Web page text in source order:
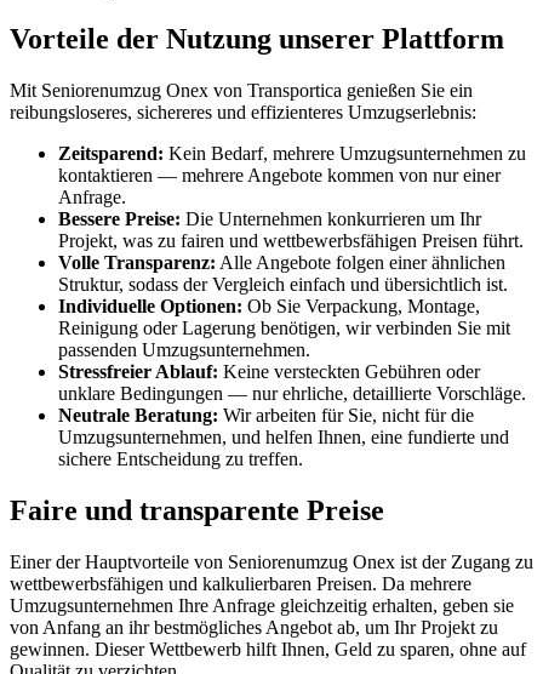
Vorteile der Nutzung unserer Plattform
Mit Seniorenumzug Onex von Transportica genießen Sie ein
reibungsloseres, sichereres und effizienteres Umzugserlebnis:
Zeitsparend: Kein Bedarf, mehrere Umzugsunternehmen zu
kontaktieren — mehrere Angebote kommen von nur einer
Anfrage.
Bessere Preise: Die Unternehmen konkurrieren um Ihr
Projekt, was zu fairen und wettbewerbsfähigen Preisen führt.
Volle Transparenz: Alle Angebote folgen einer ähnlichen
Struktur, sodass der Vergleich einfach und übersichtlich ist.
Individuelle Optionen: Ob Sie Verpackung, Montage,
Reinigung oder Lagerung benötigen, wir verbinden Sie mit
passenden Umzugsunternehmen.
Stressfreier Ablauf: Keine versteckten Gebühren oder
unklare Bedingungen — nur ehrliche, detaillierte Vorschläge.
Neutrale Beratung: Wir arbeiten für Sie, nicht für die
Umzugsunternehmen, und helfen Ihnen, eine fundierte und
sichere Entscheidung zu treffen.
Faire und transparente Preise
Einer der Hauptvorteile von Seniorenumzug Onex ist der Zugang zu
wettbewerbsfähigen und kalkulierbaren Preisen. Da mehrere
Umzugsunternehmen Ihre Anfrage gleichzeitig erhalten, geben sie
von Anfang an ihr bestmögliches Angebot ab, um Ihr Projekt zu
gewinnen. Dieser Wettbewerb hilft Ihnen, Geld zu sparen, ohne auf